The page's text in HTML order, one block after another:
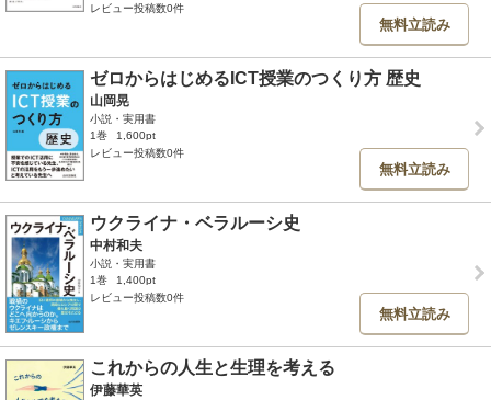
レビュー投稿数0件
無料立読み
ゼロからはじめるICT授業のつくり方 歴史
山岡晃
小説・実用書
1巻
1,600pt
レビュー投稿数0件
無料立読み
ウクライナ・ベラルーシ史
中村和夫
小説・実用書
1巻
1,400pt
レビュー投稿数0件
無料立読み
これからの人生と生理を考える
伊藤華英